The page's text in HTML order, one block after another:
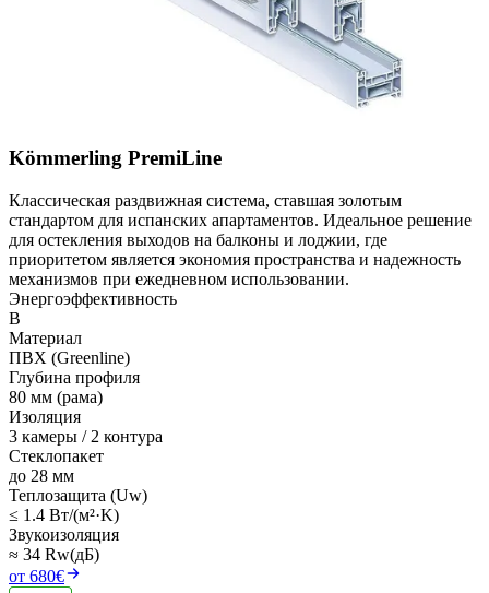
Kömmerling PremiLine
Классическая раздвижная система, ставшая золотым
стандартом для испанских апартаментов. Идеальное решение
для остекления выходов на балконы и лоджии, где
приоритетом является экономия пространства и надежность
механизмов при ежедневном использовании.
Энергоэффективность
B
Материал
ПВХ (Greenline)
Глубина профиля
80 мм (рама)
Изоляция
3 камеры / 2 контура
Стеклопакет
до 28 мм
Теплозащита (Uw)
≤ 1.4 Вт/(м²·K)
Звукоизоляция
≈ 34 Rw(дБ)
от 680€